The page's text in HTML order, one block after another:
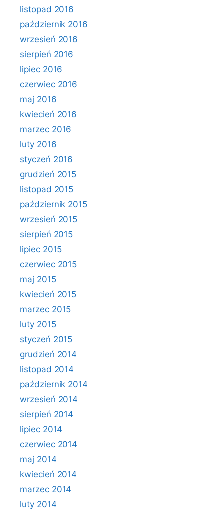
listopad 2016
październik 2016
wrzesień 2016
sierpień 2016
lipiec 2016
czerwiec 2016
maj 2016
kwiecień 2016
marzec 2016
luty 2016
styczeń 2016
grudzień 2015
listopad 2015
październik 2015
wrzesień 2015
sierpień 2015
lipiec 2015
czerwiec 2015
maj 2015
kwiecień 2015
marzec 2015
luty 2015
styczeń 2015
grudzień 2014
listopad 2014
październik 2014
wrzesień 2014
sierpień 2014
lipiec 2014
czerwiec 2014
maj 2014
kwiecień 2014
marzec 2014
luty 2014